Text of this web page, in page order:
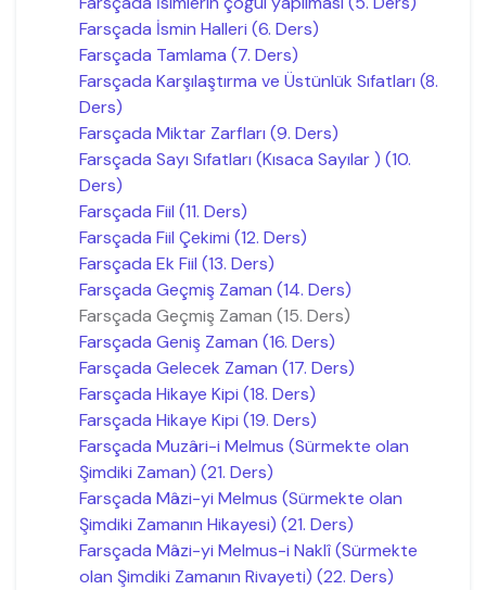
Farsçada İsmin Halleri (6. Ders)
Farsçada Tamlama (7. Ders)
Farsçada Karşılaştırma ve Üstünlük Sıfatları (8.
Ders)
Farsçada Miktar Zarfları (9. Ders)
Farsçada Sayı Sıfatları (Kısaca Sayılar ) (10.
Ders)
Farsçada Fiil (11. Ders)
Farsçada Fiil Çekimi (12. Ders)
Farsçada Ek Fiil (13. Ders)
Farsçada Geçmiş Zaman (14. Ders)
Farsçada Geçmiş Zaman (15. Ders)
Farsçada Geniş Zaman (16. Ders)
Farsçada Gelecek Zaman (17. Ders)
Farsçada Hikaye Kipi (18. Ders)
Farsçada Hikaye Kipi (19. Ders)
Farsçada Muzâri-i Melmus (Sürmekte olan
Şimdiki Zaman) (21. Ders)
Farsçada Mâzi-yi Melmus (Sürmekte olan
Şimdiki Zamanın Hikayesi) (21. Ders)
Farsçada Mâzi-yi Melmus-i Naklî (Sürmekte
olan Şimdiki Zamanın Rivayeti) (22. Ders)